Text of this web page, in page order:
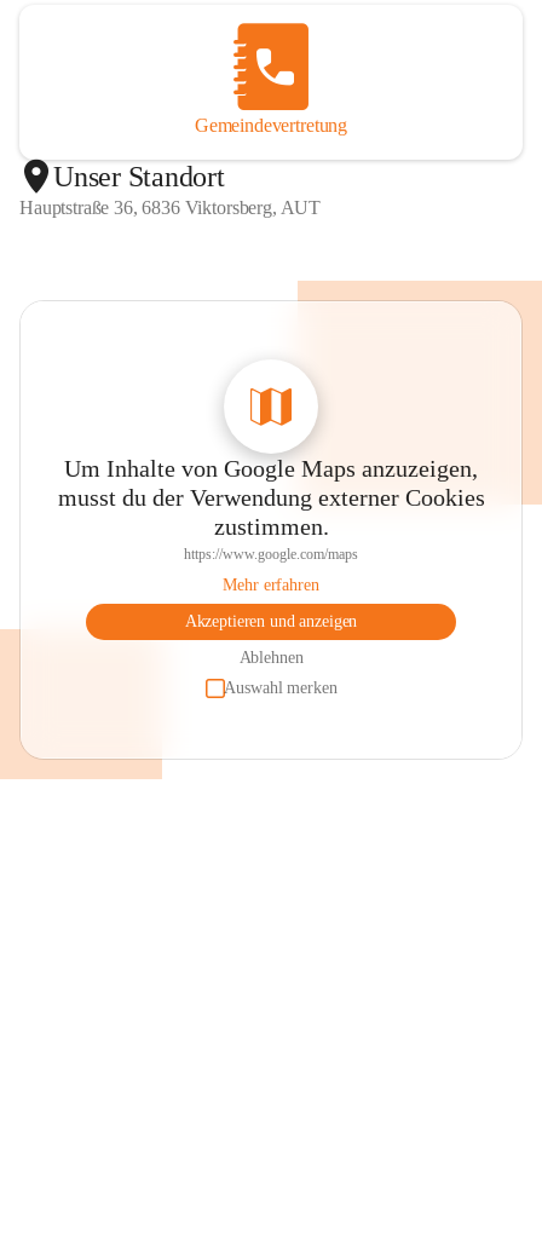
Gemeindevertretung
Unser Standort
Hauptstraße 36, 6836 Viktorsberg, AUT
Um Inhalte von Google Maps anzuzeigen,
musst du der Verwendung externer Cookies
zustimmen.
https://www.google.com/maps
Mehr erfahren
Akzeptieren und anzeigen
Ablehnen
Auswahl merken